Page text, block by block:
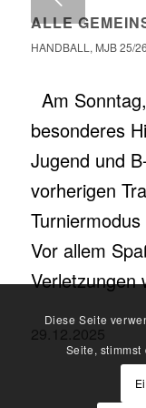
ALLE
HANDBALL , MJB 25/26
Am
besonderes
Jugend und
vorherigen
Vor allem
29.12.2025
Diese Seite
Seite,